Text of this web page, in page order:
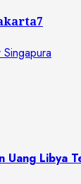
Uang Libya